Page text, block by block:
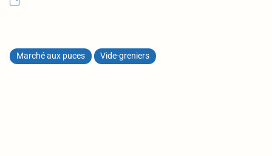
Marché aux puces Vide-greniers